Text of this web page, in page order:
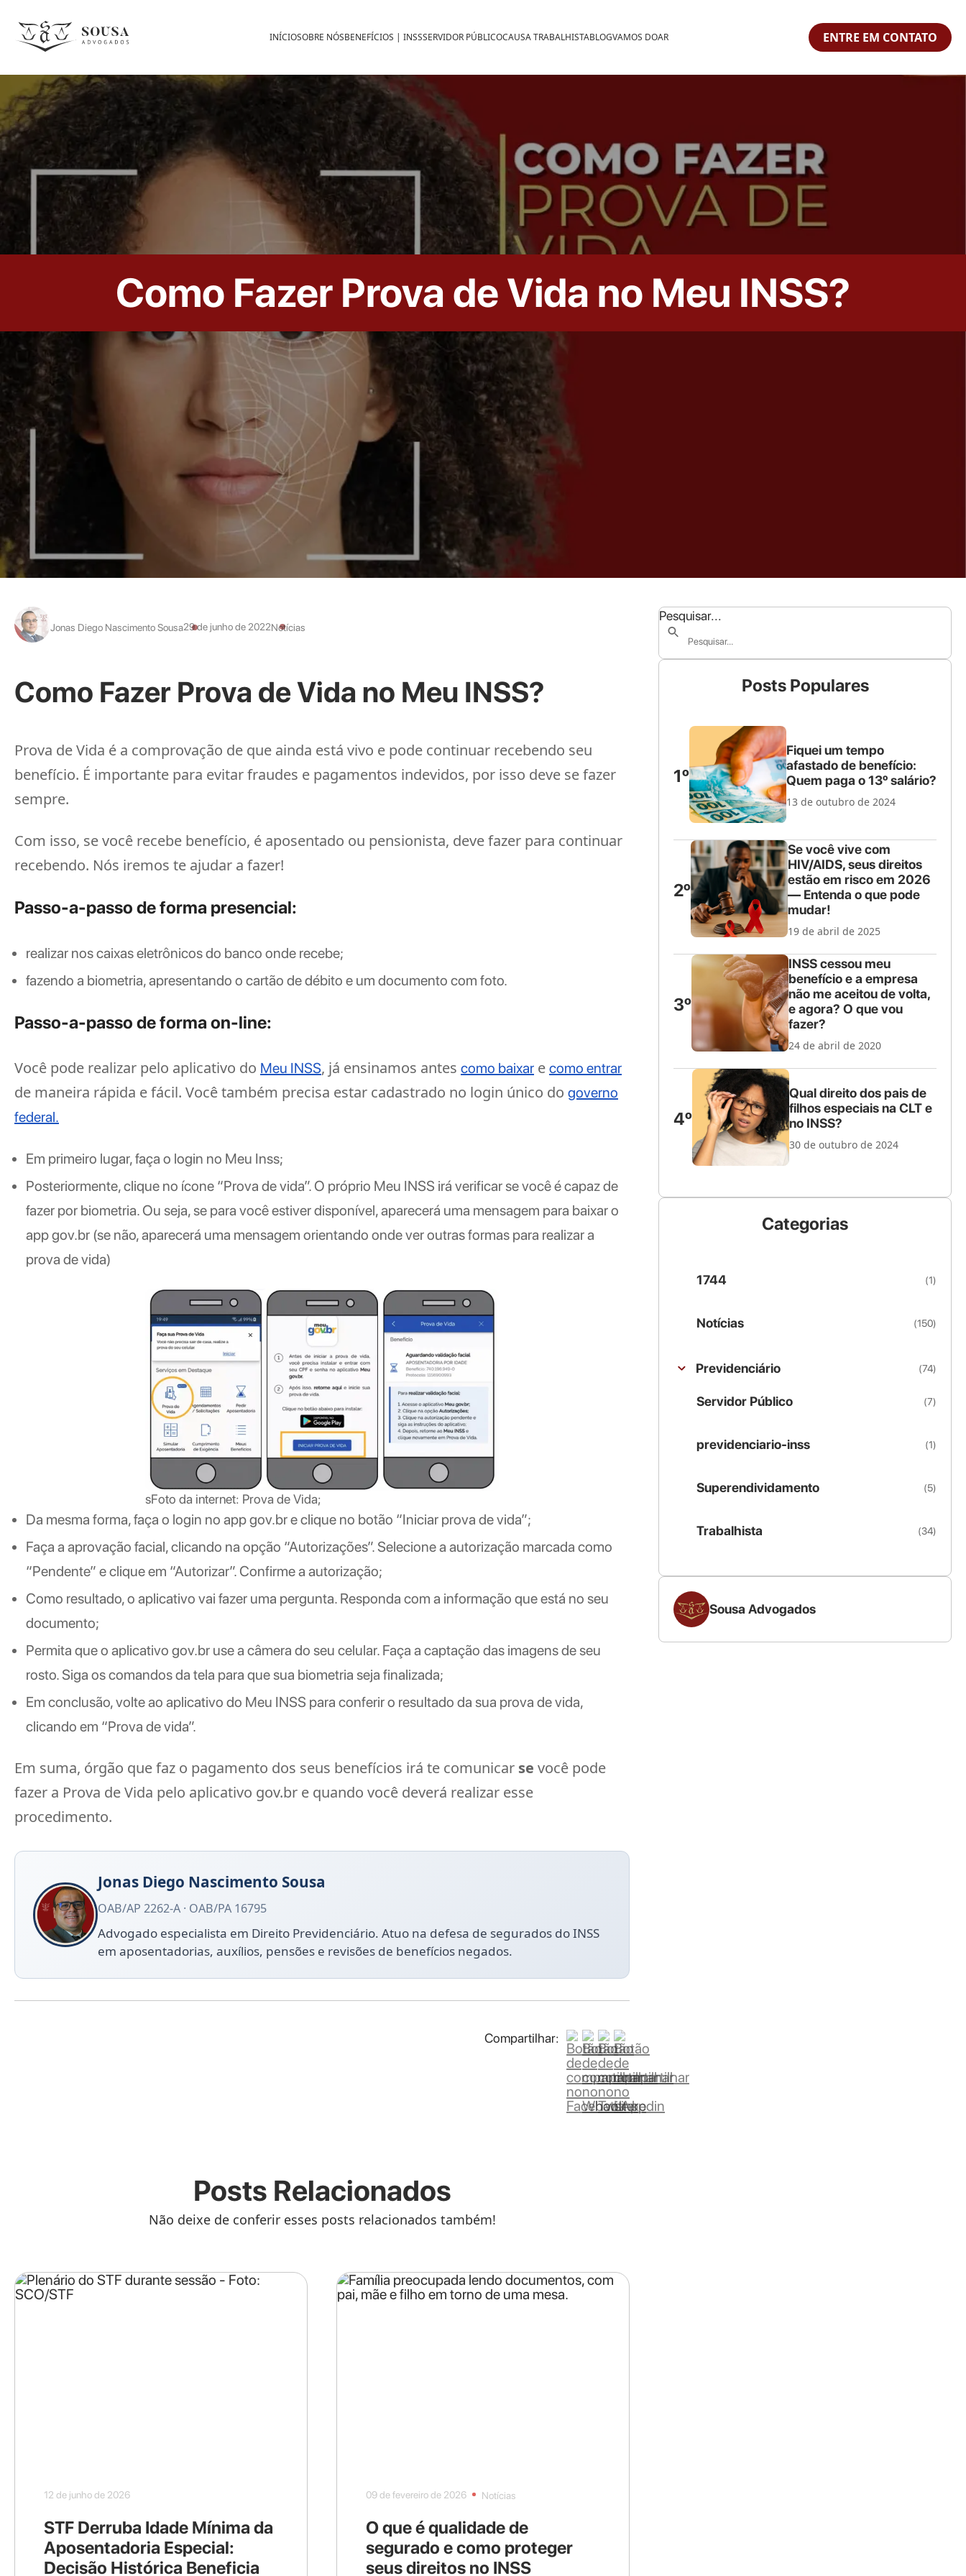
INÍCIOSOBRE NÓSBENEFÍCIOS | INSSSERVIDOR PÚBLICOCAUSA TRABALHISTABLOGVAMOS DOAR ENTRE EM CONTATO
Como Fazer Prova de Vida no Meu INSS?
Jonas Diego Nascimento Sousa29 de junho de 2022Notícias
Como Fazer Prova de Vida no Meu INSS?
Prova de Vida é a comprovação de que ainda está vivo e pode continuar recebendo seu
benefício. É importante para evitar fraudes e pagamentos indevidos, por isso deve se fazer
sempre.
Com isso, se você recebe benefício, é aposentado ou pensionista, deve fazer para continuar
recebendo. Nós iremos te ajudar a fazer!
Passo-a-passo de forma presencial:
realizar nos caixas eletrônicos do banco onde recebe;
fazendo a biometria, apresentando o cartão de débito e um documento com foto.
Passo-a-passo de forma on-line:
Você pode realizar pelo aplicativo do Meu INSS, já ensinamos antes como baixar e como entrar
de maneira rápida e fácil. Você também precisa estar cadastrado no login único do governo
federal.
Em primeiro lugar, faça o login no Meu Inss;
Posteriormente, clique no ícone “Prova de vida”. O próprio Meu INSS irá verificar se você é capaz de
fazer por biometria. Ou seja, se para você estiver disponível, aparecerá uma mensagem para baixar o
app gov.br (se não, aparecerá uma mensagem orientando onde ver outras formas para realizar a
prova de vida)
sFoto da internet: Prova de Vida;
Da mesma forma, faça o login no app gov.br e clique no botão “Iniciar prova de vida”;
Faça a aprovação facial, clicando na opção “Autorizações”. Selecione a autorização marcada como
“Pendente” e clique em “Autorizar”. Confirme a autorização;
Como resultado, o aplicativo vai fazer uma pergunta. Responda com a informação que está no seu
documento;
Permita que o aplicativo gov.br use a câmera do seu celular. Faça a captação das imagens de seu
rosto. Siga os comandos da tela para que sua biometria seja finalizada;
Em conclusão, volte ao aplicativo do Meu INSS para conferir o resultado da sua prova de vida,
clicando em “Prova de vida”.
Em suma, órgão que faz o pagamento dos seus benefícios irá te comunicar se você pode
fazer a Prova de Vida pelo aplicativo gov.br e quando você deverá realizar esse
procedimento.
Jonas Diego Nascimento Sousa
OAB/AP 2262-A · OAB/PA 16795
Advogado especialista em Direito Previdenciário. Atuo na defesa de segurados do INSS
em aposentadorias, auxílios, pensões e revisões de benefícios negados.
Compartilhar:
Posts Relacionados
Não deixe de conferir esses posts relacionados também!
12 de junho de 2026
STF Derruba Idade Mínima da
Aposentadoria Especial:
Decisão Histórica Beneficia
09 de fevereiro de 2026 Notícias
O que é qualidade de
segurado e como proteger
seus direitos no INSS
Pesquisar...
Posts Populares
1º
Fiquei um tempo
afastado de benefício:
Quem paga o 13º salário?
13 de outubro de 2024
2º
Se você vive com
HIV/AIDS, seus direitos
estão em risco em 2026
— Entenda o que pode
mudar!
19 de abril de 2025
3º
INSS cessou meu
benefício e a empresa
não me aceitou de volta,
e agora? O que vou
fazer?
24 de abril de 2020
4º
Qual direito dos pais de
filhos especiais na CLT e
no INSS?
30 de outubro de 2024
Categorias
1744 (1)
Notícias (150)
Previdenciário (74)
Servidor Público (7)
previdenciario-inss (1)
Superendividamento (5)
Trabalhista (34)
Sousa Advogados